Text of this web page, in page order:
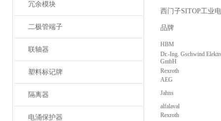
冗余模块
二极管端子
联轴器
塑料标记牌
隔离器
电涌保护器
西门子SITOP工业
品牌
HBM
Dr.-Ing. Gschwind
GmbH
Rexroth
AEG
Jahns
alfalaval
Rexroth